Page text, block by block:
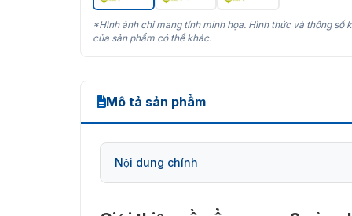
*Hình ảnh chỉ mang tính minh họa. Hình thức và thông số
của sản phẩm có thể khác.
Mô tả sản phẩm
Nội dung chính